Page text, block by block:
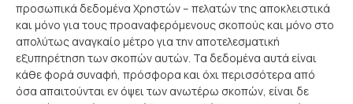
προσωπικά δεδομένα Χρηστών – πελατών της αποκλειστικά
και μόνο για τους προαναφερόμενους σκοπούς και μόνο στο
απολύτως αναγκαίο μέτρο για την αποτελεσματική
εξυπηρέτηση των σκοπών αυτών. Τα δεδομένα αυτά είναι
κάθε φορά συναφή, πρόσφορα και όχι περισσότερα από
όσα απαιτούνται εν όψει των ανωτέρω σκοπών, είναι δε